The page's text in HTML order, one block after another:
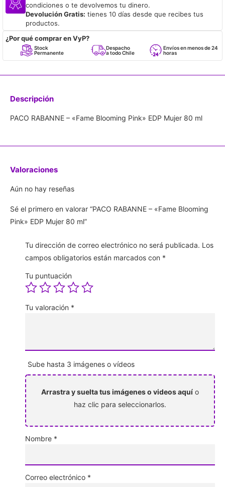
condiciones o te devolvemos tu dinero.
Devolución Gratis: tienes 10 días desde que recibes tus
productos.
¿Por qué comprar en VyP?
Stock
Permanente
Despacho
a todo Chile
Envíos en menos de 24
horas
Descripción
PACO RABANNE – «Fame Blooming Pink» EDP Mujer 80 ml
Valoraciones
Aún no hay reseñas
Sé el primero en valorar “PACO RABANNE – «Fame Blooming
Pink» EDP Mujer 80 ml”
Tu dirección de correo electrónico no será publicada. Los
campos obligatorios están marcados con *
Tu puntuación
Tu valoración *
Sube hasta 3 imágenes o vídeos
Arrastra y suelta tus imágenes o videos aquí o
haz clic para seleccionarlos.
Nombre *
Correo electrónico *